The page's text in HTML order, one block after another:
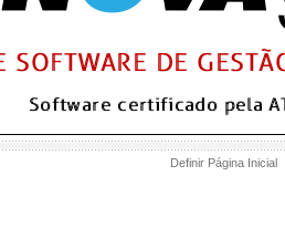
Definir Página Inicial